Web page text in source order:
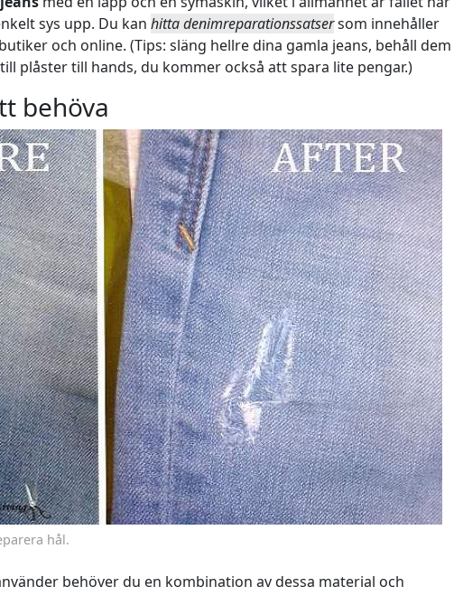
sys upp. Du kan hitta denimreparationssatsersom innehåller
och online. (Tips: släng hellre dina gamla jeans, behåll dem
plåster till hands, du kommer också att spara lite pengar.)
behöva
hål.
behöver du en kombination av dessa material och